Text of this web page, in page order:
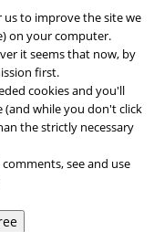
to improve the site we
on your computer.
it seems that now, by
first.
cookies and you'll
(and while you don't click
the strictly necessary
see and use